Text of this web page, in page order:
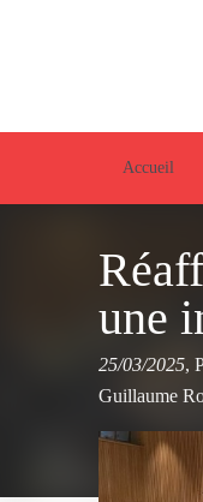
Accueil
une
25/03/2025,
Guillaume